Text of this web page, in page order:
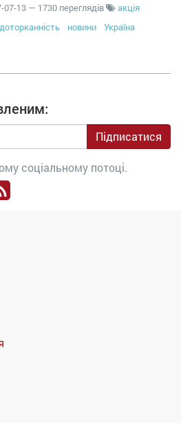
07-13 — 1730 переглядів
акція
новини Україна
Підписатися
соціальному потоці.